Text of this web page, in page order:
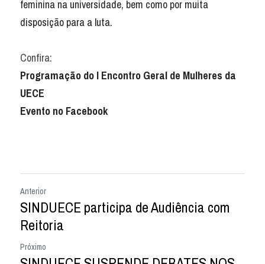
feminina na universidade, bem como por muita
disposição para a luta.
Confira:
Programação do I Encontro Geral de Mulheres da
UECE
Evento no Facebook
Anterior
SINDUECE participa de Audiência com
Reitoria
Próximo